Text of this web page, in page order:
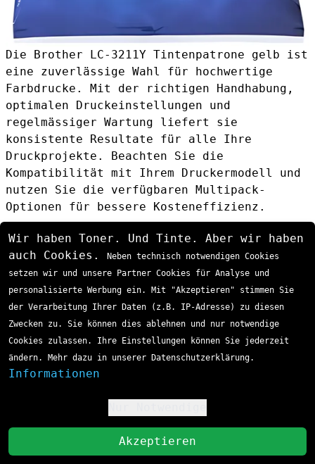
Die Brother LC-3211Y Tintenpatrone gelb ist
eine zuverlässige Wahl für hochwertige
Farbdrucke. Mit der richtigen Handhabung,
optimalen Druckeinstellungen und
regelmässiger Wartung liefert sie
konsistente Resultate für alle Ihre
Druckprojekte. Beachten Sie die
Kompatibilität mit Ihrem Druckermodell und
nutzen Sie die verfügbaren Multipack-
Optionen für bessere Kosteneffizienz.
60 TAGE RÜCKGABERECHT
Risikolos bestellen und zurücksenden dank unserer 60 Tage
5 JAHRE GARANTIE
Wir gewähren Ihnen 5 Jahre Garantie auf alle Produkte
das Lager noch am selben Tag
KONTAKT UND BERATUNG
Wir haben Toner. Und Tinte. Aber wir haben
auch Cookies.
Neben technisch notwendigen Cookies
setzen wir und unsere Partner Cookies für Analyse und
personalisierte Werbung ein. Mit "Akzeptieren" stimmen Sie
der Verarbeitung Ihrer Daten (z.B. IP-Adresse) zu diesen
Zwecken zu. Sie können dies ablehnen und nur notwendige
Cookies zulassen. Ihre Einstellungen können Sie jederzeit
ändern. Mehr dazu in unserer Datenschutzerklärung.
Informationen
Akzeptieren